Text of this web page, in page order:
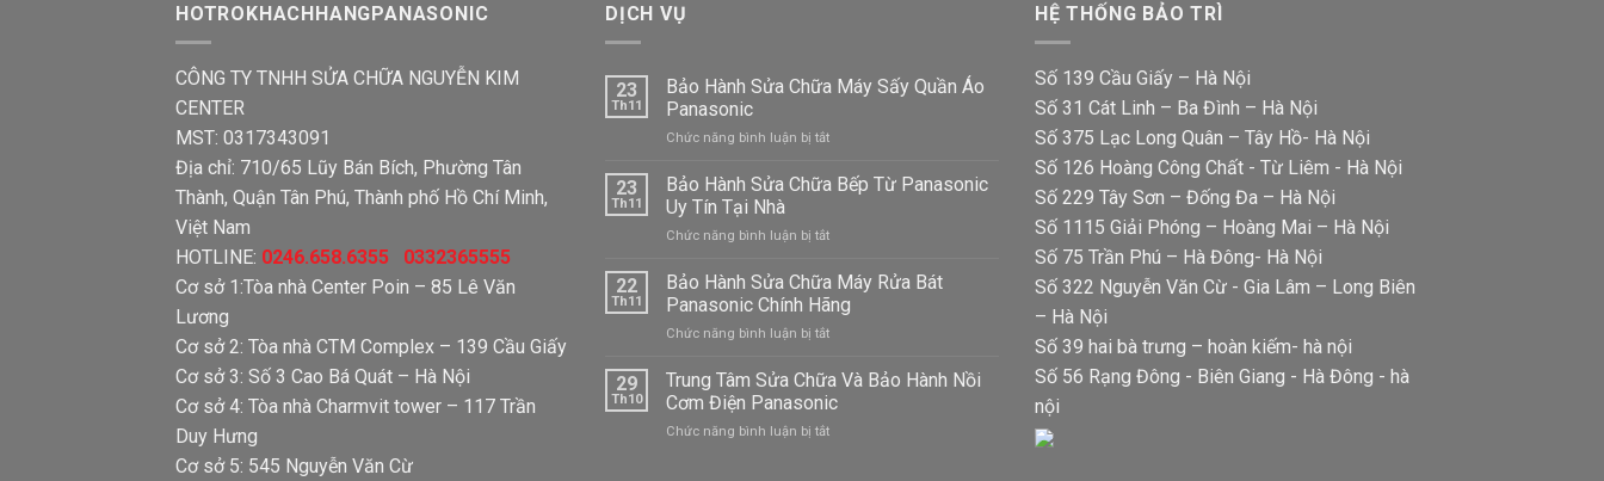
HOTROKHACHHANGPANASONIC
CÔNG TY TNHH SỬA CHỮA NGUYỄN KIM
CENTER
MST: 0317343091
Địa chỉ: 710/65 Lũy Bán Bích, Phường Tân
Thành, Quận Tân Phú, Thành phố Hồ Chí Minh,
Việt Nam
HOTLINE: 0246.658.6355 0332365555
Cơ sở 1:Tòa nhà Center Poin – 85 Lê Văn
Lương
Cơ sở 2: Tòa nhà CTM Complex – 139 Cầu Giấy
Cơ sở 3: Số 3 Cao Bá Quát – Hà Nội
Cơ sở 4: Tòa nhà Charmvit tower – 117 Trần
Duy Hưng
Cơ sở 5: 545 Nguyễn Văn Cừ
DỊCH VỤ
23
Th11
Bảo Hành Sửa Chữa Máy Sấy Quần Áo
Panasonic
Chức năng bình luận bị tắtở
Hành
Máy
Quần
Áo
Panasonic
23
Th11
Bảo Hành Sửa Chữa Bếp Từ Panasonic
Uy Tín Tại Nhà
Chức năng bình luận bị tắtở
Hành
Sửa
Chữa
Bếp
Panasonic
Uy
Tại
22
Th11
Bảo Hành Sửa Chữa Máy Rửa Bát
Panasonic Chính Hãng
Chức năng bình luận bị tắtở
Hành
Chữa
Máy
29
Th10
Trung Tâm Sửa Chữa Và Bảo Hành Nồi
Cơm Điện Panasonic
Chức năng bình luận bị tắtở
HỆ THỐNG BẢO TRÌ
Số 139 Cầu Giấy – Hà Nội
Số 31 Cát Linh – Ba Đình – Hà Nội
Số 375 Lạc Long Quân – Tây Hồ- Hà Nội
Số 126 Hoàng Công Chất - Từ Liêm - Hà Nội
Số 229 Tây Sơn – Đống Đa – Hà Nội
Số 1115 Giải Phóng – Hoàng Mai – Hà Nội
Số 75 Trần Phú – Hà Đông- Hà Nội
Số 322 Nguyễn Văn Cừ - Gia Lâm – Long Biên
– Hà Nội
Số 39 hai bà trưng – hoàn kiếm- hà nội
Số 56 Rạng Đông - Biên Giang - Hà Đông - hà
nội